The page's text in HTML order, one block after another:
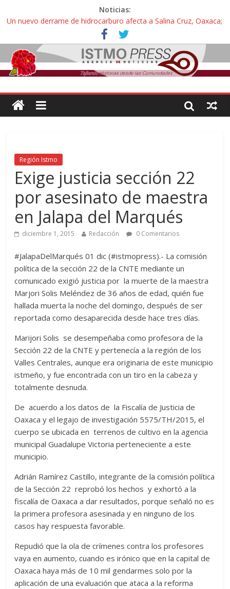
Noticias:
Un nuevo derrame de hidrocarburo afecta a Salina Cruz, Oaxaca;
ahora pescadores de Salinas del Marqués denuncian daños de
Pemex
Ángel, el joven autista expulsado por la Universidad Bienestar de
Ixtepec, Oaxaca vuelve a las aulas tras amparo
Familiares de periodista Alejandro Leyva se reúnen con titular de
intelectuales de su asesinato
Alertan pescadores de Juchitán, Oaxaca de nuevo despojo de su
Región Istmo
Exige justicia sección 22
por asesinato de maestra
en Jalapa del Marqués
diciembre 1, 2015 Redacción 0 Comentarios
#JalapaDelMarqués 01 dic (#istmopress).- La comisión
política de la sección 22 de la CNTE mediante un
comunicado exigió justicia por la muerte de la maestra
Marjori Solis Meléndez de 36 años de edad, quién fue
hallada muerta la noche del domingo, después de ser
reportada como desaparecida desde hace tres días.
Marijori Solis se desempeñaba como profesora de la
Sección 22 de la CNTE y pertenecía a la región de los
Valles Centrales, aunque era originaria de este municipio
istmeño, y fue encontrada con un tiro en la cabeza y
totalmente desnuda.
De acuerdo a los datos de la Fiscalía de Justicia de
Oaxaca y el legajo de investigación 5575/TH/2015, el
cuerpo se ubicada en terrenos de cultivo en la agencia
municipal Guadalupe Victoria perteneciente a este
municipio.
Adrián Ramírez Castillo, integrante de la comisión política
de la Sección 22 reprobó los hechos y exhortó a la
fiscalía de Oaxaca a dar resultados, porque señaló no es
la primera profesora asesinada y en ninguno de los
casos hay respuesta favorable.
Repudió que la ola de crímenes contra los profesores
vaya en aumento, cuando es irónico que en la capital de
Oaxaca haya más de 10 mil gendarmes solo por la
aplicación de una evaluación que ataca a la reforma